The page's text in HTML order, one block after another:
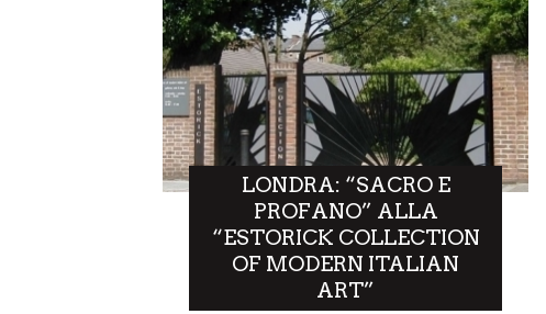
LONDRA: “SACRO E
PROFANO” ALLA
“ESTORICK COLLECTION
OF MODERN ITALIAN
ART”